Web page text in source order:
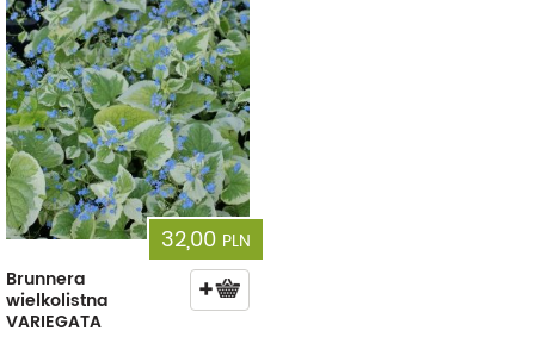
32,00 PLN
Brunnera
wielkolistna
VARIEGATA